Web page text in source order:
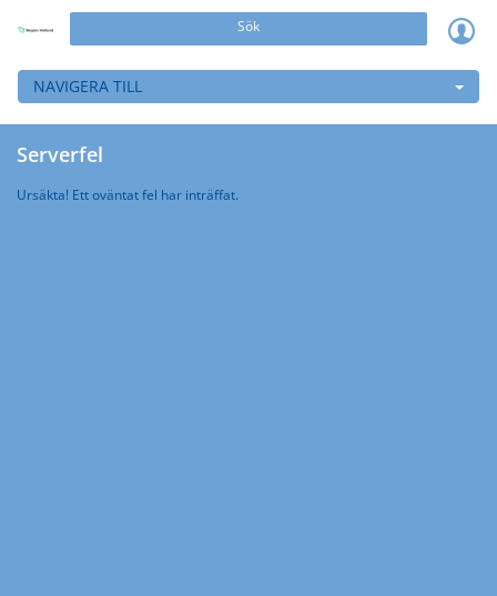
Sök
NAVIGERA TILL
Serverfel
Ursäkta! Ett oväntat fel har inträffat.